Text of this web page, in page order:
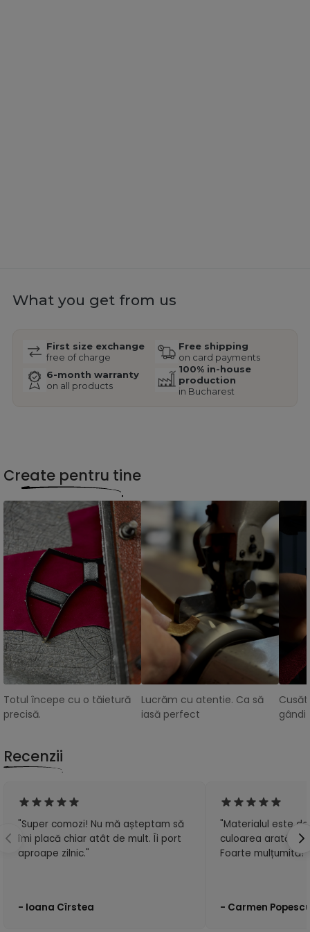
What you get from us
First size exchange
free of charge
Free shipping
on card payments
6-month warranty
on all products
100% in-house
production
in Bucharest
Create pentru tine
Totul începe cu o tăietură
precisă.
Lucrăm cu atentie. Ca să
iasă perfect
Recenzii
"Super comozi! Nu mă așteptam să
îmi placă chiar atât de mult. Îi port
aproape zilnic."
- Ioana Cîrstea
"Materialul este
culoarea arată
Foarte mulțumită!"
- Carmen